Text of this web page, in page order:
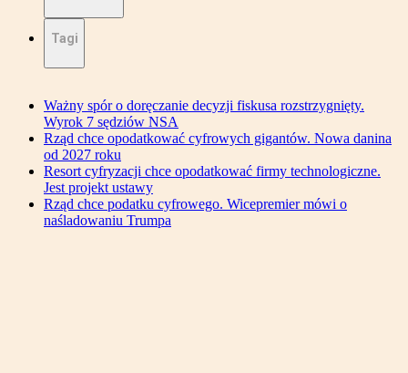
Tagi
Ważny spór o doręczanie decyzji fiskusa rozstrzygnięty.
Wyrok 7 sędziów NSA
Rząd chce opodatkować cyfrowych gigantów. Nowa danina
od 2027 roku
Resort cyfryzacji chce opodatkować firmy technologiczne.
Jest projekt ustawy
Rząd chce podatku cyfrowego. Wicepremier mówi o
naśladowaniu Trumpa